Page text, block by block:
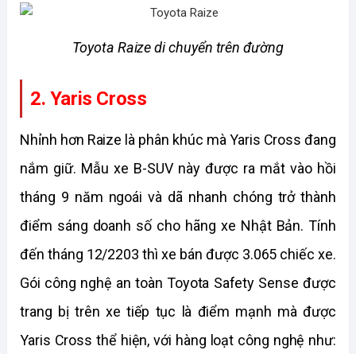
Toyota Raize di chuyển trên đường
2. Yaris Cross
Nhỉnh hơn Raize là phân khúc mà Yaris Cross đang
nắm giữ. Mẫu xe B-SUV này được ra mắt vào hồi
tháng 9 năm ngoái và dã nhanh chóng trở thành
điểm sáng doanh số cho hãng xe Nhật Bản. Tính
đến tháng 12/2203 thì xe bán được 3.065 chiếc xe.
Gói công nghệ an toàn Toyota Safety Sense được
trang bị trên xe tiếp tục là điểm mạnh mà được
Yaris Cross thể hiện, với hàng loạt công nghệ như: